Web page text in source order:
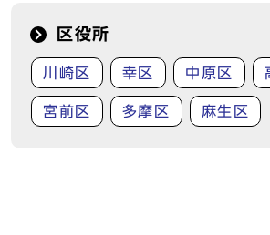
区役所
川崎区 幸区 中原区
宮前区 多摩区 麻生区